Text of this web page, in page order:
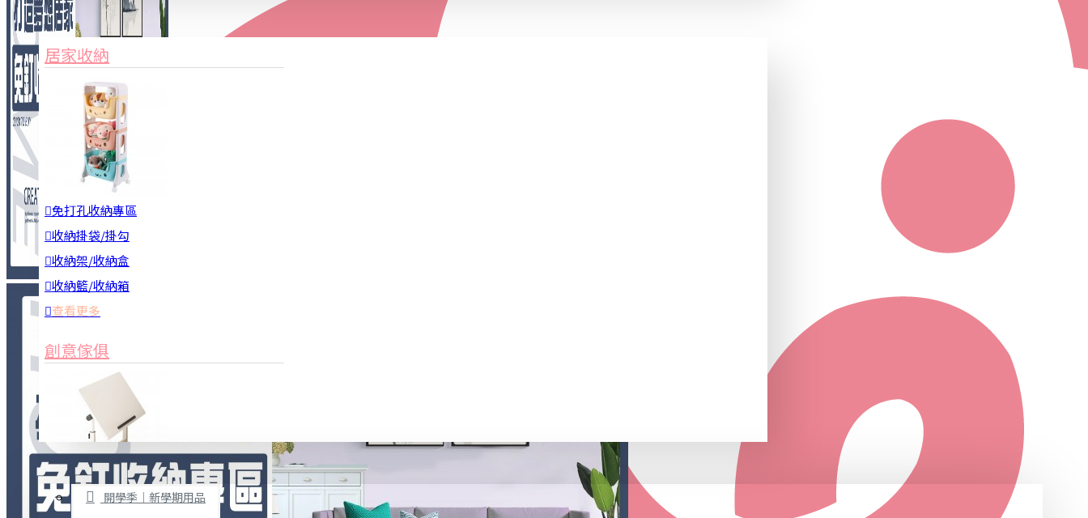
3C周邊
居家安全
居家清潔
查看更多
餐飲廚具
廚房收納
烘焙用具
隨身餐具
查看更多
文具禮品
家俱&收納
居家收納
免打孔收納專區
收納掛袋/掛勾
收納架/收納盒
收納籃/收納箱
查看更多
創意傢俱
桌子/椅子
限時促銷
開學季｜新學期用品